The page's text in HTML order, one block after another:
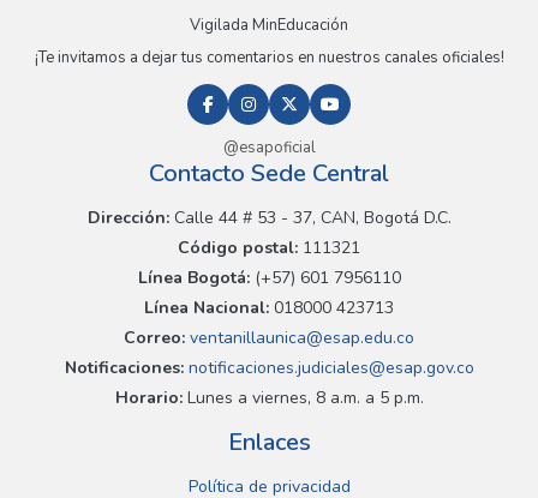
Vigilada MinEducación
¡Te invitamos a dejar tus comentarios en nuestros canales oficiales!
@esapoficial
Contacto Sede Central
Dirección:Calle 44 # 53 - 37, CAN, Bogotá D.C.
Código postal: 111321
Línea Bogotá:(+57) 601 7956110
Línea Nacional: 018000 423713
Correo: ventanillaunica@esap.edu.co
Notificaciones:notificaciones.judiciales@esap.gov.co
Horario:Lunes a viernes, 8 a.m. a 5 p.m.
Enlaces
Política de privacidad